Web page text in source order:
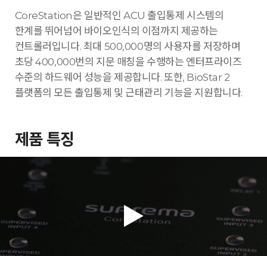
CoreStation은 일반적인 ACU 출입통제 시스템의
한계를 뛰어넘어 바이오인식의 이점까지 제공하는
컨트롤러입니다. 최대 500,000명의 사용자를 저장하며
초당 400,000번의 지문 매칭을 수행하는 엔터프라이즈
수준의 하드웨어 성능을 제공합니다. 또한, BioStar 2
플랫폼의 모든 출입통제 및 근태관리 기능을 지원합니다.
제품 특징